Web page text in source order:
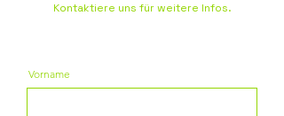
Kontaktiere uns für weitere Infos.
Vorname